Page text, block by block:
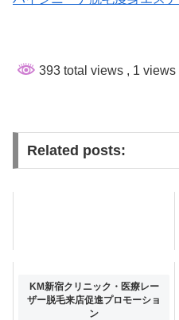
393 total views , 1 views
Related posts:
KM新宿クリニック・医療レー
ザー脱毛来店促進プロモーショ
ン